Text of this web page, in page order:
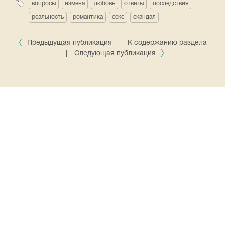
вопросы измена любовь ответы последствия
реальность романтика секс скандал
Предыдущая публикация
К содержанию раздела
Следующая публикация